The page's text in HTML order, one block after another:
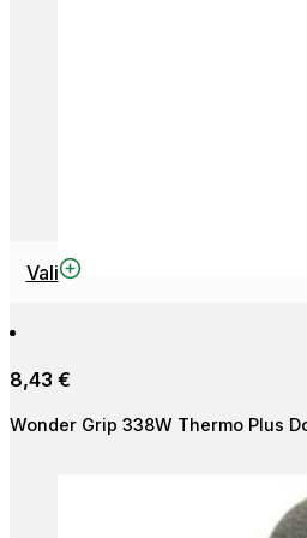
Vali
This
variants.
options
8,43 €
Wonder Grip 338W Thermo Plus